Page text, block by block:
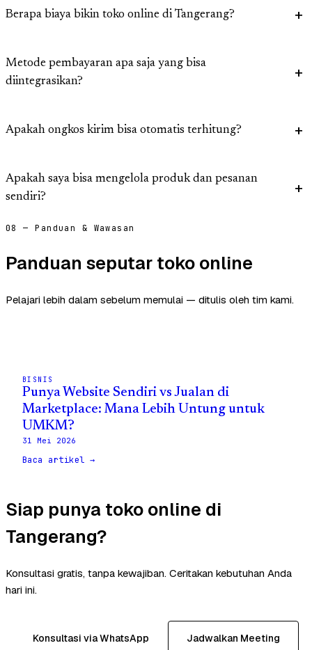
Berapa biaya bikin toko online di Tangerang?
Metode pembayaran apa saja yang bisa
diintegrasikan?
Apakah ongkos kirim bisa otomatis terhitung?
Apakah saya bisa mengelola produk dan pesanan
sendiri?
08 — Panduan & Wawasan
Panduan seputar toko online
Pelajari lebih dalam sebelum memulai — ditulis oleh tim kami.
BISNIS
Punya Website Sendiri vs Jualan di
Marketplace: Mana Lebih Untung untuk
UMKM?
31 Mei 2026
Baca artikel →
Siap punya toko online di
Tangerang?
Konsultasi gratis, tanpa kewajiban. Ceritakan kebutuhan Anda
hari ini.
Konsultasi via WhatsApp Jadwalkan Meeting